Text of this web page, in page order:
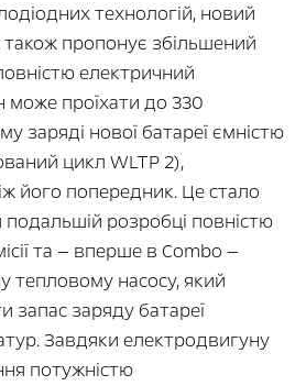
технологій, новий
пропонує збільшений
електричний
може проїхати до 330
заряді нової батареї ємністю
цикл WLTP 2),
його попередник. Це стало
розробці повністю
та — вперше в Combo —
тепловому насосу, який
запас заряду батареї
Завдяки електродвигуну
потужністю